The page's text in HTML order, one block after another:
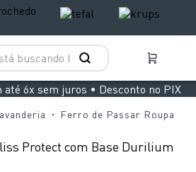
buscando hoje?
até 6x sem juros • Desconto no PIX
Ferro de Passar Roupa
Protect com Base Durilium
MAIS BUSCADOS
power